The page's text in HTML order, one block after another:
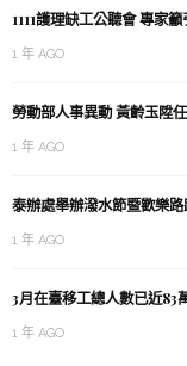
1111護理缺工公聽會 專家
1 年 AGO
勞動部人事異動 黃齡玉陞
1 年 AGO
泰辦處舉辦潑水節暨歡樂
1 年 AGO
3月在臺移工總人數已近83
1 年 AGO